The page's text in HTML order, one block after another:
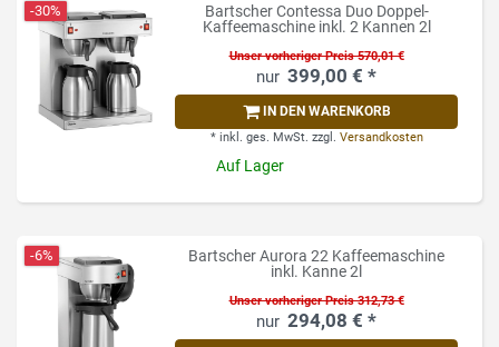
-30%
Bartscher Contessa Duo Doppel-
Kaffeemaschine inkl. 2 Kannen 2l
Unser vorheriger Preis 570,01 €
399,00 € *
IN DEN WARENKORB
* inkl. ges. MwSt. zzgl. Versandkosten
Auf Lager
-6%
Bartscher Aurora 22 Kaffeemaschine
inkl. Kanne 2l
Unser vorheriger Preis 312,73 €
294,08 € *